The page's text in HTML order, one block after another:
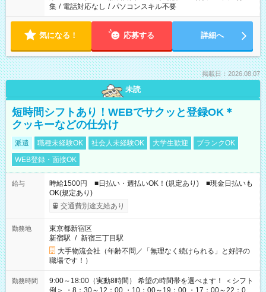
集 / 電話対応なし / パソコンスキル不要
気になる！ 応募する 詳細へ
掲載日：2026.08.07
未読
短時間シフトあり！WEBでサクッと登録OK＊
クッキーなどの仕分け
派遣 職種未経験OK 社会人未経験OK 大学生歓迎
ブランクOK
WEB登録・面接OK
給与
時給1500円 ■日払い・週払いOK！(規定あり) ■現金日払いも
OK(規定あり)
交通費別途支給あり
勤務地
東京都新宿区
新宿駅 / 新宿三丁目駅
大手物流会社（年齢不問／「無理なく続けられる」と好評の
職場です！）
勤務時間
9:00～18:00（実動8時間） 希望の時間帯を選べます！ ＜シフト
例＞ ・8：30～12：00 ・10：00～19：00 ・17：00～22：00